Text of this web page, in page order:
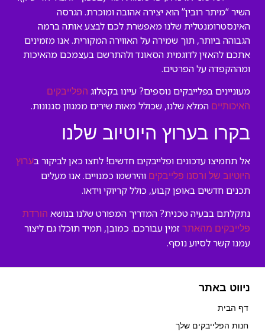
השיר “מיתר רובין” הוא יצירה אהובה ומוכרת. הגרסה
האינסטרומנטלית שלנו מאפשרת לכם לבצע אותה ברמה
הגבוהה ביותר, תוך שמירה על האווירה המקורית. אנו מזמינים
אתכם להאזין לדוגמית הסאונד ולהתרשם בעצמכם מהאיכות
ומההקפדה על הפרטים.
מעוניינים בפלייבקים נוספים? עיינו בקטלוג הפלייבקים
האיכותיים המלא שלנו, שכולל מאות שירים ממגוון סגנונות.
בקרו בערוץ היוטיוב שלנו
אל תחמיצו עדכונים ופלייבקים חדשים! לחצו כאן לביקור בערוץ
היוטיוב של ורסנו פלייבקים והירשמו כמנויים. אנו מעלים
תכנים חדשים באופן קבוע, כולל קריוקי וידאו.
נתקלתם בבעיה טכנית? המדריך המפורט שלנו בנושא הורדת
פלייבקים מהאתר זמין עבורכם. כמובן, תמיד תוכלו גם ליצור
עמנו קשר לסיוע נוסף.
ניווט באתר
דף הבית
חנות הפלייבקים שלך